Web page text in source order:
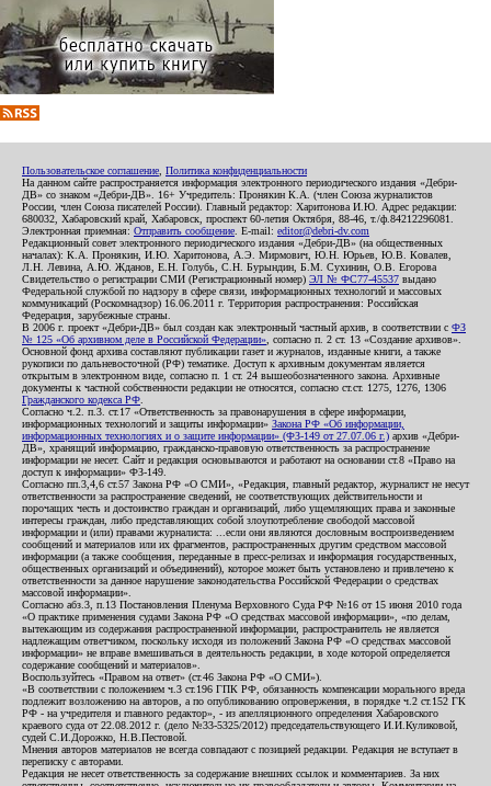
Пользовательское соглашение Политика конфиденциальности
На данном сайте распространяется информация электронного периодического издания «Дебри-
ДВ» со знаком «Дебри-ДВ». 16+ Учредитель: Пронякин К.А. (член Союза журналистов
России, член Союза писателей России). Главный редактор: Харитонова И.Ю. Адрес редакции:
680032, Хабаровский край, Хабаровск, проспект 60-летия Октября, 88-46, т./ф.84212296081.
Электронная приемная: Отправить сообщение . E-mail: editor@debri-dv.com
Редакционный совет электронного периодического издания «Дебри-ДВ» (на общественных
началах): К.А. Пронякин, И.Ю. Харитонова, А.Э. Мирмович, Ю.Н. Юрьев, Ю.В. Ковалев,
Л.Н. Левина, А.Ю. Жданов, Е.Н. Голубь, С.Н. Бурындин, Б.М. Сухинин, О.В. Егорова
Свидетельство о регистрации СМИ (Регистрационный номер) ЭЛ № ФС77-45537 выдано
Федеральной службой по надзору в сфере связи, информационных технологий и массовых
коммуникаций (Роскомнадзор) 16.06.2011 г. Территория распространения: Российская
Федерация, зарубежные страны.
В 2006 г. проект «Дебри-ДВ» был создан как электронный частный архив, в соответствии с ФЗ
№ 125 «Об архивном деле в Российской Федерации» , согласно п. 2 ст. 13 «Создание архивов».
Основной фонд архива составляют публикации газет и журналов, изданные книги, а также
рукописи по дальневосточной (РФ) тематике. Доступ к архивным документам является
открытым в электронном виде, согласно п. 1 ст. 24 вышеобозначенного закона. Архивные
документы к частной собственности редакции не относятся, согласно ст.ст. 1275, 1276, 1306
Гражданского кодекса РФ
Согласно ч.2. п.3. ст.17 «Ответственность за правонарушения в сфере информации,
информационных технологий и защиты информации» Закона РФ «Об информации,
информационных технологиях и о защите информации» (ФЗ-149 от 27.07.06 г.) архив «Дебри-
ДВ», хранящий информацию, гражданско-правовую ответственность за распространение
информации не несет. Сайт и редакция основываются и работают на основании ст.8 «Право на
доступ к информации» ФЗ-149.
Согласно пп.3,4,6 ст.57 Закона РФ «О СМИ», «Редакция, главный редактор, журналист не несут
ответственности за распространение сведений, не соответствующих действительности и
порочащих честь и достоинство граждан и организаций, либо ущемляющих права и законные
интересы граждан, либо представляющих собой злоупотребление свободой массовой
информации и (или) правами журналиста: ...если они являются дословным воспроизведением
сообщений и материалов или их фрагментов, распространенных другим средством массовой
информации (а также сообщения, переданные в пресс-релизах и информация государственных,
общественных организаций и объединений), которое может быть установлено и привлечено к
ответственности за данное нарушение законодательства Российской Федерации о средствах
массовой информации».
Согласно абз.3, п.13 Постановления Пленума Верховного Суда РФ №16 от 15 июня 2010 года
«О практике применения судами Закона РФ «О средствах массовой информации», «по делам,
вытекающим из содержания распространенной информации, распространитель не является
надлежащим ответчиком, поскольку исходя из положений Закона РФ «О средствах массовой
информации» не вправе вмешиваться в деятельность редакции, в ходе которой определяется
содержание сообщений и материалов».
Воспользуйтесь «Правом на ответ» (ст.46 Закона РФ «О СМИ»).
«В соответствии с положением ч.3 ст.196 ГПК РФ, обязанность компенсации морального вреда
подлежит возложению на авторов, а по опубликованию опровержения, в порядке ч.2 ст.152 ГК
РФ - на учредителя и главного редактор», - из апелляционного определения Хабаровского
краевого суда от 22.08.2012 г. (дело №33-5325/2012) председательствующего И.И.Куликовой,
судей С.И.Дорожко, Н.В.Пестовой.
Мнения авторов материалов не всегда совпадают с позицией редакции. Редакция не вступает в
переписку с авторами.
Редакция не несет ответственность за содержание внешних ссылок и комментариев. За них